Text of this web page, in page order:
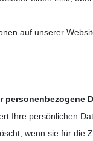
auf unserer
personenbezogene
Ihre persönlichen
wenn sie für die